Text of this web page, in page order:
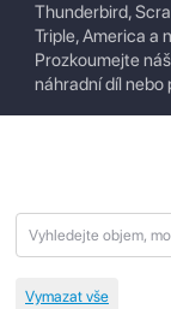
Thunderbird,
Triple, America a
Prozkoumejte
náhradní díl nebo